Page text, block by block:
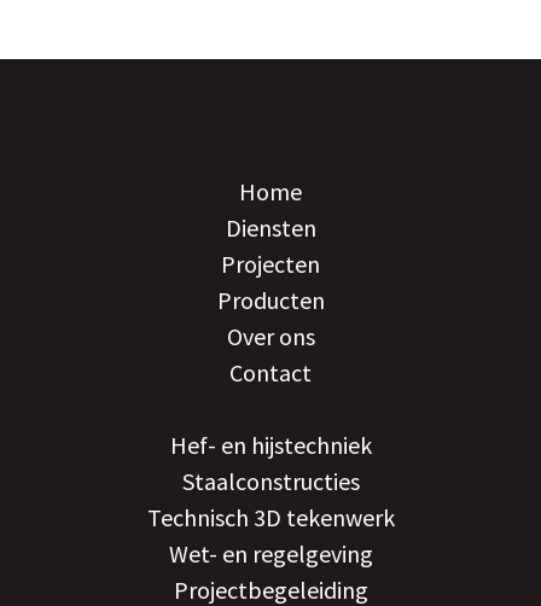
Home
Diensten
Projecten
Producten
Over ons
Contact
Hef- en hijstechniek
Staalconstructies
Technisch 3D tekenwerk
Wet- en regelgeving
Projectbegeleiding